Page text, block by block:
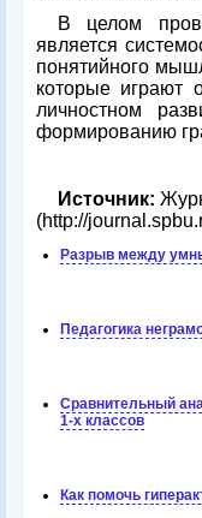
В целом
является
понятийного
которые играют
личностном
формированию
Источник:
(http://
Разрыв между
Педагогика
Сравнительный
1-х классов
Как помочь